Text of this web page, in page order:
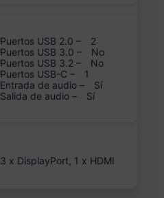
Puertos USB 2.0 –
2
Puertos USB 3.0 –
No
Puertos USB 3.2 –
No
Puertos USB-C –
1
Entrada de audio –
Sí
Salida de audio –
Sí
3 x DisplayPort, 1 x HDMI